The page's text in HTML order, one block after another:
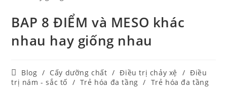
BAP 8 ĐIỂM và MESO khác
nhau hay giống nhau
Blog / Cấy dưỡng chất / Điều trị chảy xệ / Điều
trị nám - sắc tố / Trẻ hóa đa tầng / Trẻ hóa đa tầng